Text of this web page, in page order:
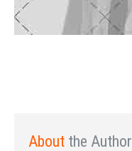
About the Author